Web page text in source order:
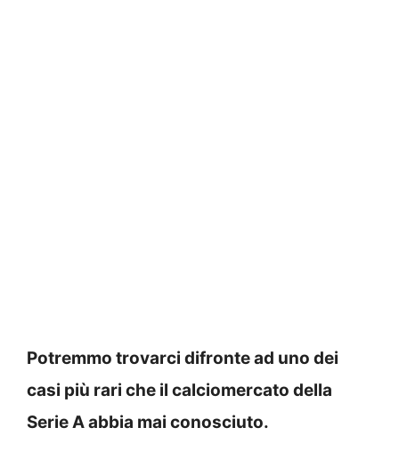
Potremmo trovarci difronte ad uno dei
casi più rari che il calciomercato della
Serie A abbia mai conosciuto.